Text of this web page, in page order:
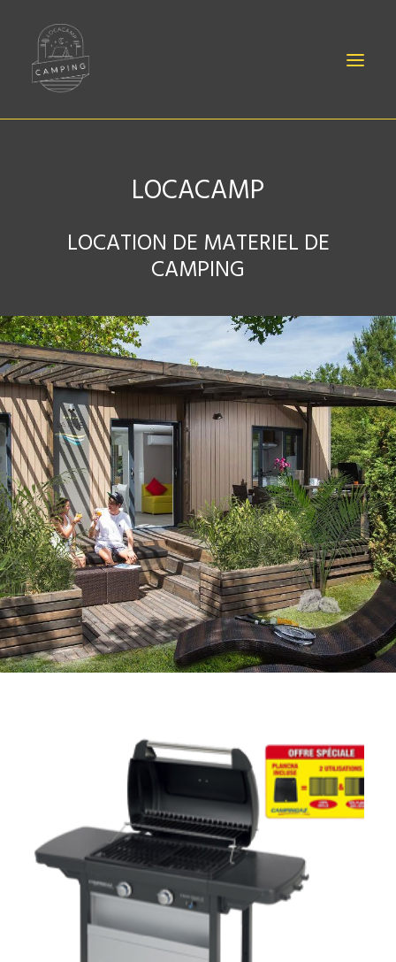
DRAPS
ACCESSOIRES
CONTACT
LOCATION CANOË
LOCATION VÉLOS
LOCACAMP
LOCATION DE MATERIEL DE
CAMPING